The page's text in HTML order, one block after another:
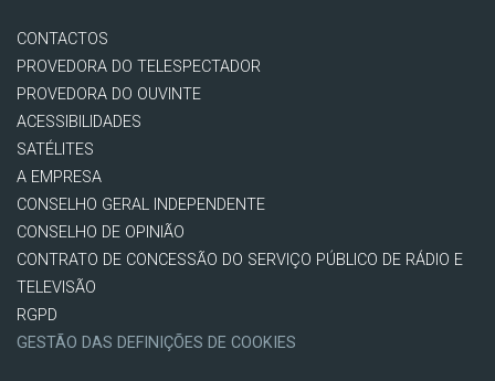
CONTACTOS
PROVEDORA DO TELESPECTADOR
PROVEDORA DO OUVINTE
ACESSIBILIDADES
SATÉLITES
A EMPRESA
CONSELHO GERAL INDEPENDENTE
CONSELHO DE OPINIÃO
CONTRATO DE CONCESSÃO DO SERVIÇO PÚBLICO DE RÁDIO E
TELEVISÃO
RGPD
GESTÃO DAS DEFINIÇÕES DE COOKIES